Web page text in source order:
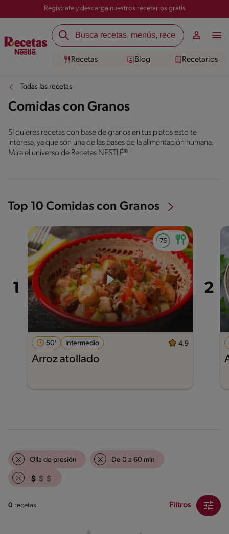
Registrate y descarga nuestros recetarios gratis
Recetas Blog Recetarios
Todas las recetas
Comidas con Granos
Si quieres recetas con base de granos en tus platos esto te
interesa, ya que son una de las bases de la alimentación humana.
Mira el universo de Recetas NESTLÉ®
Top 10 Comidas con Granos
50' Intermedio 4.9
Arroz atollado
Olla de presión De 0 a 60 min
0 recetas Filtros